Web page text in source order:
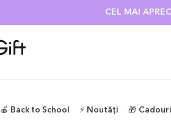
CEL MAI
🍎 Back to School ⚡️ Noutăți 🎁